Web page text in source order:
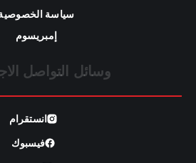
سياسة
إمبريسوم
وسائل التواصل
انستقرام
فيسبوك